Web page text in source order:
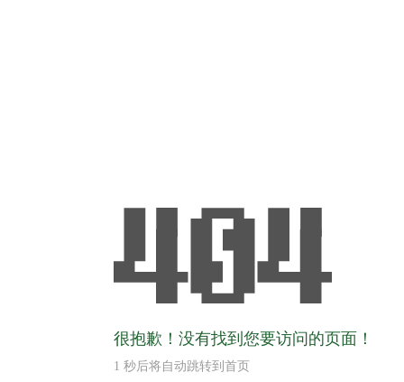
很抱歉！没有找到您要访问的页面！
1 秒后将自动跳转到首页